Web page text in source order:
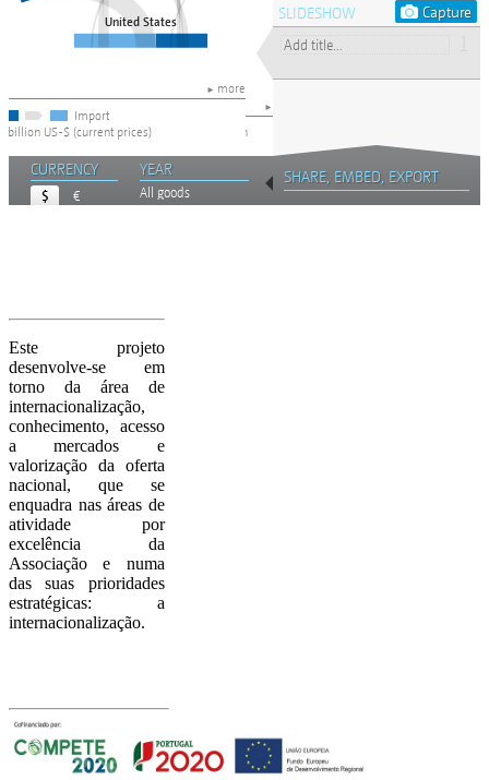
Este projeto
desenvolve-se em
torno da área de
internacionalização,
conhecimento, acesso
a mercados e
valorização da oferta
nacional, que se
enquadra nas áreas de
atividade por
excelência da
Associação e numa
das suas prioridades
estratégicas: a
internacionalização.